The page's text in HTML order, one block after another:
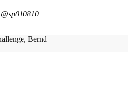
@sp010810
Bernd